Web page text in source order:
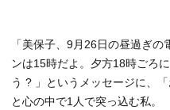
「美保子、9月26日の昼過ぎ
ンは15時だよ。夕方18時ごろ
う ? 」というメッセージに、
と心の中で1人で突っ込む私。